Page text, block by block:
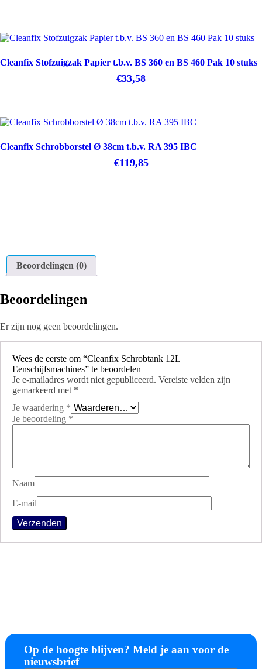
Cleanfix Stofzuigzak Papier t.b.v. BS 360 en BS 460 Pak 10 stuks
€33,58
Cleanfix Schrobborstel Ø 38cm t.b.v. RA 395 IBC
€119,85
Beoordelingen (0)
Beoordelingen
Er zijn nog geen beoordelingen.
Wees de eerste om “Cleanfix Schrobtank 12L
Eenschijfsmachines” te beoordelen
Je e-mailadres wordt niet gepubliceerd. Vereiste velden zijn
gemarkeerd met *
Je waardering *
Je beoordeling *
Naam
E-mail
Op de hoogte blijven? Meld je aan voor de
nieuwsbrief